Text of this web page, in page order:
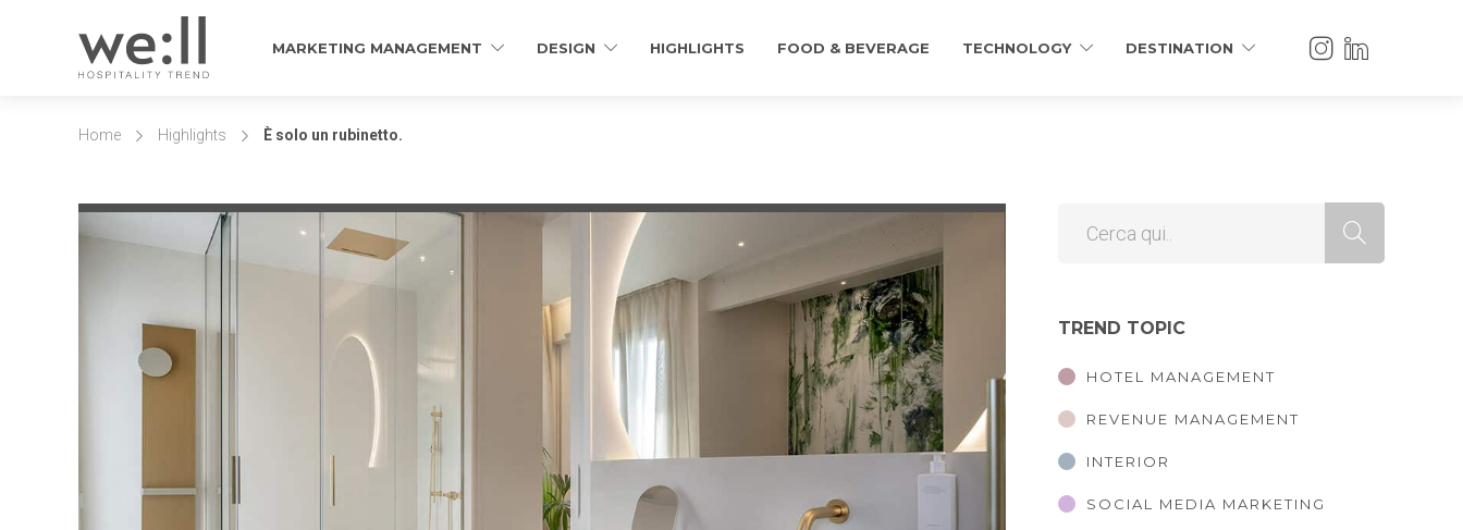
MARKETING MANAGEMENT DESIGN HIGHLIGHTS FOOD & BEVERAGE TECHNOLOGY DESTINATION
Home Highlights È solo un rubinetto.
TREND TOPIC
HOTEL MANAGEMENT
REVENUE MANAGEMENT
INTERIOR
SOCIAL MEDIA MARKETING